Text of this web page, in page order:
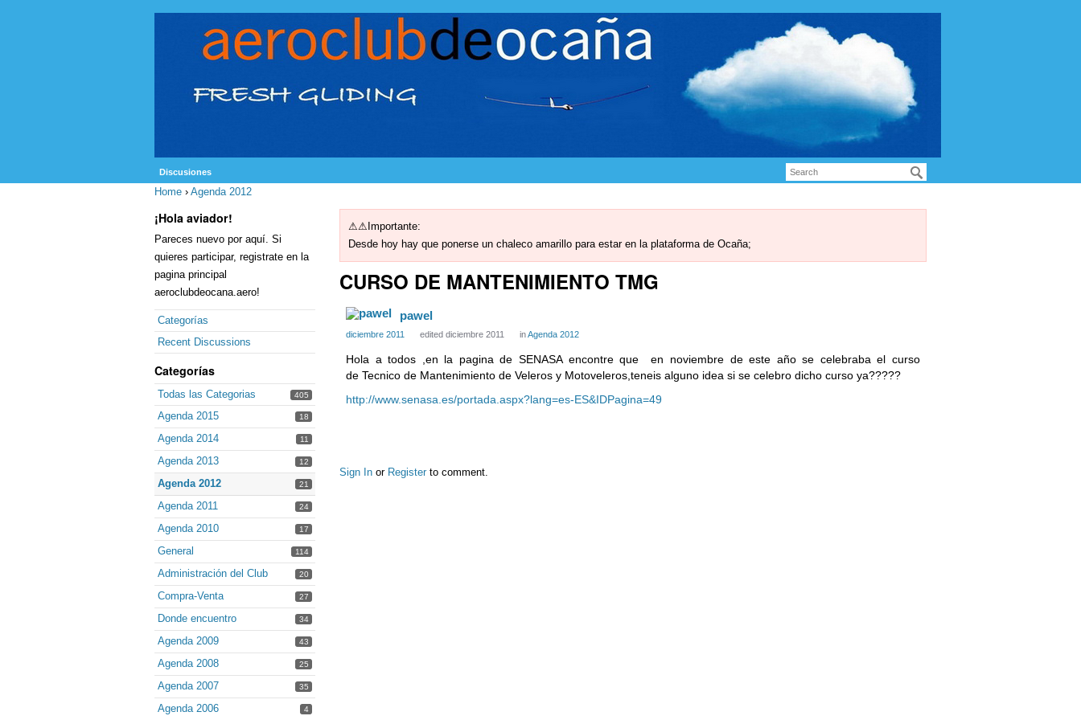
Discusiones
Home › Agenda 2012
¡Hola aviador!
Pareces nuevo por aquí. Si
quieres participar, registrate en la
pagina principal
aeroclubdeocana.aero!
Categorías
Recent Discussions
Categorías
Todas las Categorias 405
Agenda 2015 18
Agenda 2014 11
Agenda 2013 12
Agenda 2012 21
Agenda 2011 24
Agenda 2010 17
General 114
Administración del Club 20
Compra-Venta 27
Donde encuentro 34
Agenda 2009 43
Agenda 2008 25
Agenda 2007 35
Agenda 2006 4
⚠⚠Importante:
Desde hoy hay que ponerse un chaleco amarillo para estar en la plataforma de Ocaña;
CURSO DE MANTENIMIENTO TMG
pawel
diciembre 2011 edited diciembre 2011 inAgenda 2012
Hola a todos ,en la pagina de SENASA encontre que en noviembre de este año se celebraba el curso
de Tecnico de Mantenimiento de Veleros y Motoveleros,teneis alguno idea si se celebro dicho curso ya?????
http://www.senasa.es/portada.aspx?lang=es-ES&IDPagina=49
Sign In or Register to comment.